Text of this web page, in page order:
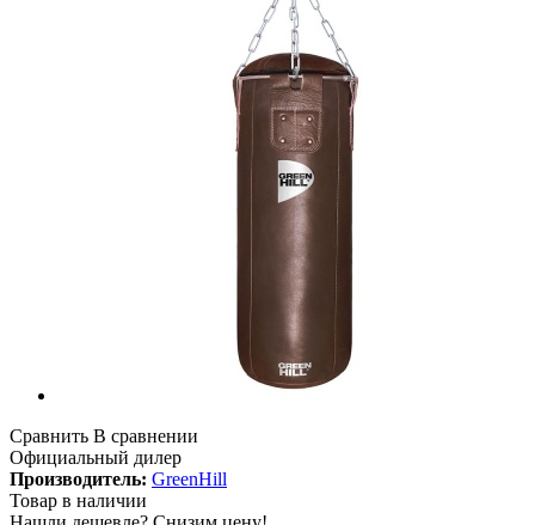
Сравнить В сравнении
Официальный дилер
Производитель: GreenHill
Товар в наличии